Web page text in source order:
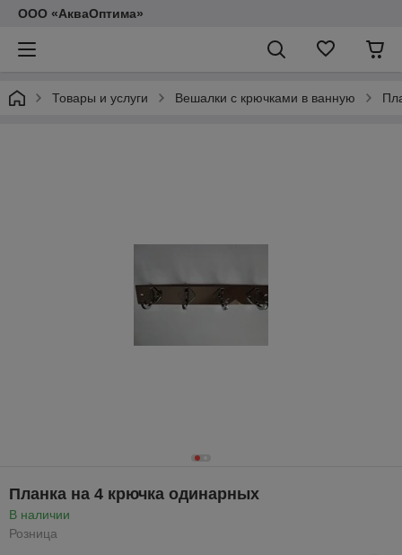
ООО «АкваОптима»
Товары и услуги Вешалки с крючками в ванную
Планка на 4 крючка одинарных
В наличии
Розница